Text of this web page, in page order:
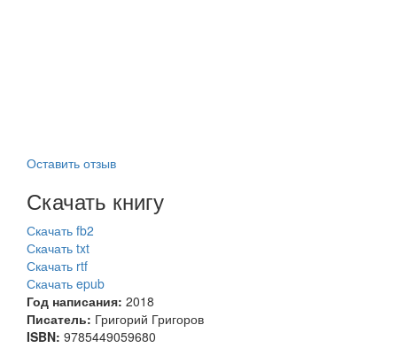
Оставить отзыв
Скачать книгу
Скачать fb2
Скачать txt
Скачать rtf
Скачать epub
Год написания: 2018
Писатель: Григорий Григоров
ISBN: 9785449059680